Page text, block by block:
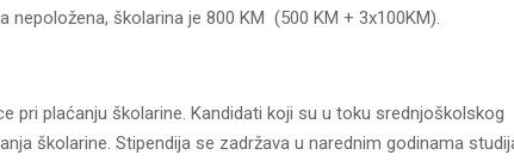
školarina je 800 KM (500 KM + 3x100KM).
pri plaćanju školarine. Kandidati koji su u toku srednjoškolskog
školarine. Stipendija se zadržava u narednim godinama